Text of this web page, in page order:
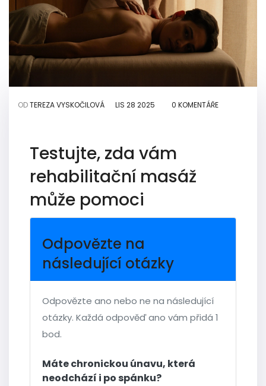
ODTEREZA VYSKOČILOVÁ LIS 28 2025 0 KOMENTÁŘE
Testujte, zda vám
rehabilitační masáž
může pomoci
Odpovězte na
následující otázky
Odpovězte ano nebo ne na následující
otázky. Každá odpověď ano vám přidá 1
bod.
Máte chronickou únavu, která
neodchází i po spánku?